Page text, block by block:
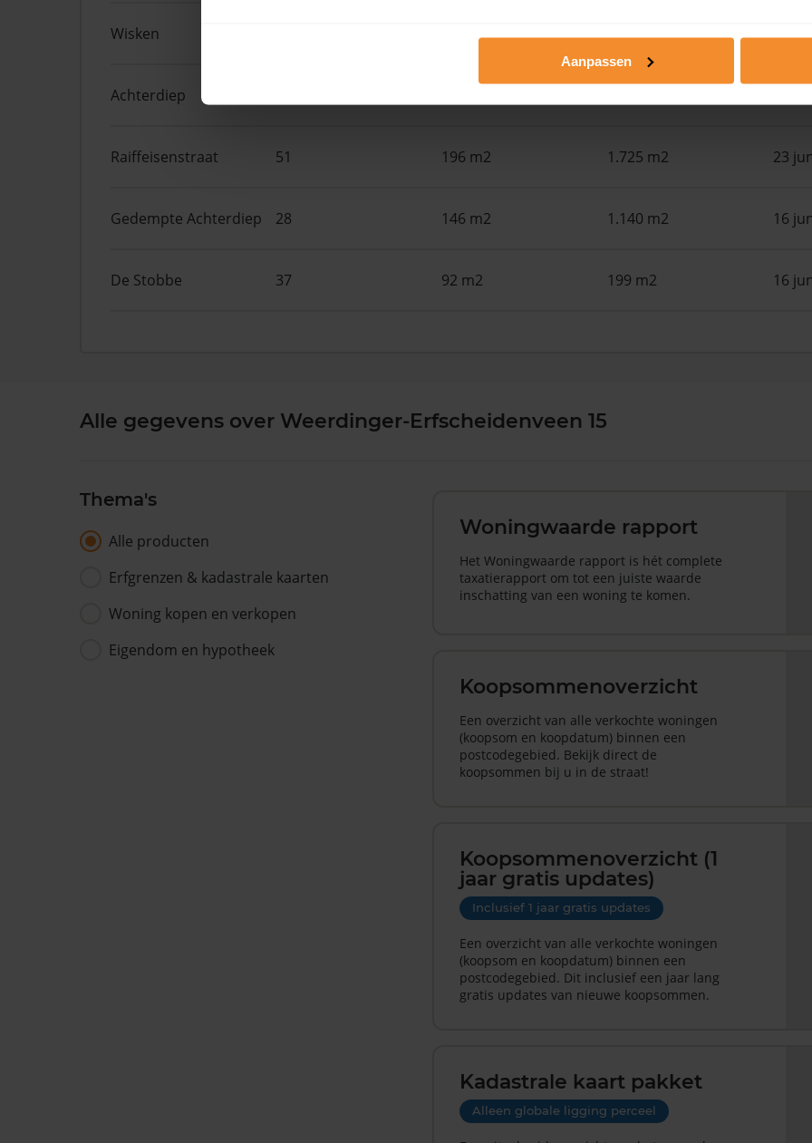
Aanpassen
Wisken 142 m2 340 m2 30
Achterdiep
Raiffeisenstraat 51 196 m2 1.725 m2 23
Gedempte Achterdiep 28 146 m2 1.140 m2 16
De Stobbe 37 92 m2 199 m2 16
Alle gegevens over Weerdinger-Erfscheidenveen 15
Thema's
Alle producten
Erfgrenzen & kadastrale kaarten
Woning kopen en verkopen
Eigendom en hypotheek
Woningwaarde rapport
Het Woningwaarde rapport is hét complete
taxatierapport om tot een juiste waarde
inschatting van een woning te komen.
Koopsommenoverzicht
Een overzicht van alle verkochte woningen
(koopsom en koopdatum) binnen een
postcodegebied. Bekijk direct de
koopsommen bij u in de straat!
Koopsommenoverzicht (1
jaar gratis updates)
Inclusief 1 jaar gratis updates
Een overzicht van alle verkochte woningen
(koopsom en koopdatum) binnen een
postcodegebied. Dit inclusief een jaar lang
gratis updates van nieuwe koopsommen.
Kadastrale kaart pakket
Alleen globale ligging perceel